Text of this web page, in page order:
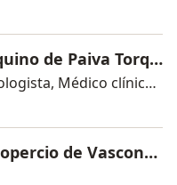
Dra. Micheline Aquino de Paiva Torquato
Intensivista, Pneumologista, Médico clínico geral
Paulo Roberto Leopercio de Vasconcelos